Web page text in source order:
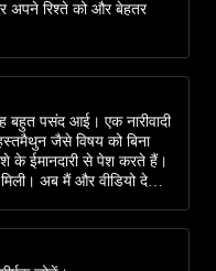
अपने रिश्ते को और बेहतर
पसंद आई। एक नारीवादी
जैसे विषय को बिना
के ईमानदारी से पेश करते हैं।
अब मैं और वीडियो देखने